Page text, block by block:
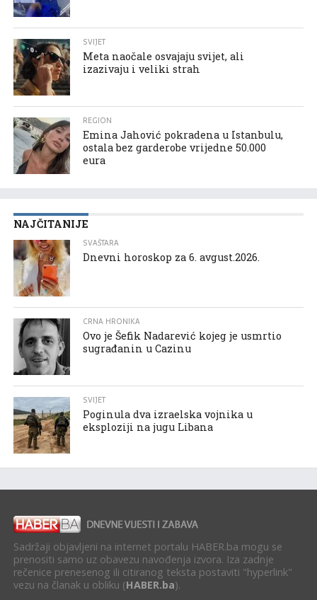
SVIJET
Meta naočale osvajaju svijet, ali
izazivaju i veliki strah
REGION
Emina Jahović pokradena u Istanbulu,
ostala bez garderobe vrijedne 50.000
eura
NAJČITANIJE
SVAŠTARA
Dnevni horoskop za 6. avgust.2026.
CRNA HRONIKA
Ovo je Šefik Nadarević kojeg je usmrtio
sugrađanin u Cazinu
SVIJET
Poginula dva izraelska vojnika u
eksploziji na jugu Libana
Sadržaji objavljeni na internet portalu HABER.ba mogu se
prenositi samo uz obavezu navođenja izvora. Iza zadnje
rečenice prenesenog ili citiranog teksta postaviti "hyperlink"
vezu na članak u obliku (HABER.ba).